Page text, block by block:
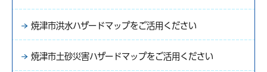
焼津市洪水ハザードマップをご活用ください
焼津市土砂災害ハザードマップをご活用ください